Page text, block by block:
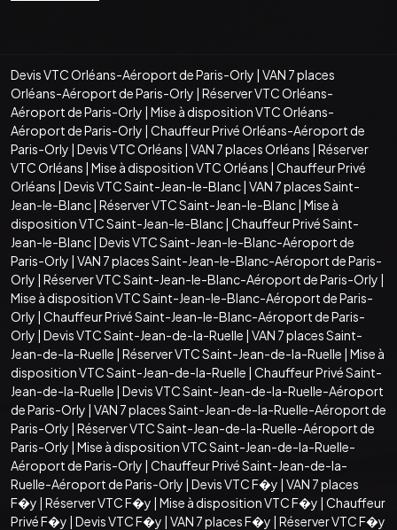
Devis VTC Orléans-Aéroport de Paris-Orly | VAN 7 places
Orléans-Aéroport de Paris-Orly | Réserver VTC Orléans-
Aéroport de Paris-Orly | Mise à disposition VTC Orléans-
Aéroport de Paris-Orly | Chauffeur Privé Orléans-Aéroport de
Paris-Orly | Devis VTC Orléans | VAN 7 places Orléans | Réserver
VTC Orléans | Mise à disposition VTC Orléans | Chauffeur Privé
Orléans | Devis VTC Saint-Jean-le-Blanc| VAN 7 places Saint-
Jean-le-Blanc| Réserver VTC Saint-Jean-le-Blanc| Mise à
disposition VTC Saint-Jean-le-Blanc| Chauffeur Privé Saint-
Jean-le-Blanc| Devis VTC Saint-Jean-le-Blanc-Aéroport de
Paris-Orly | VAN 7 places Saint-Jean-le-Blanc-Aéroport de Paris-
Orly | Réserver VTC Saint-Jean-le-Blanc-Aéroport de Paris-Orly |
Mise à disposition VTC Saint-Jean-le-Blanc-Aéroport de Paris-
Orly | Chauffeur Privé Saint-Jean-le-Blanc-Aéroport de Paris-
Orly | Devis VTC Saint-Jean-de-la-Ruelle | VAN 7 places Saint-
Jean-de-la-Ruelle | Réserver VTC Saint-Jean-de-la-Ruelle | Mise à
disposition VTC Saint-Jean-de-la-Ruelle | Chauffeur Privé Saint-
Jean-de-la-Ruelle | Devis VTC Saint-Jean-de-la-Ruelle-Aéroport
de Paris-Orly | VAN 7 places Saint-Jean-de-la-Ruelle-Aéroport de
Paris-Orly | Réserver VTC Saint-Jean-de-la-Ruelle-Aéroport de
Paris-Orly | Mise à disposition VTC Saint-Jean-de-la-Ruelle-
Aéroport de Paris-Orly | Chauffeur Privé Saint-Jean-de-la-
Ruelle-Aéroport de Paris-Orly | Devis VTC F�y | VAN 7 places
F�y | Réserver VTC F�y | Mise à disposition VTC F�y | Chauffeur
Privé F�y | Devis VTC F�y | VAN 7 places F�y | Réserver VTC F�y